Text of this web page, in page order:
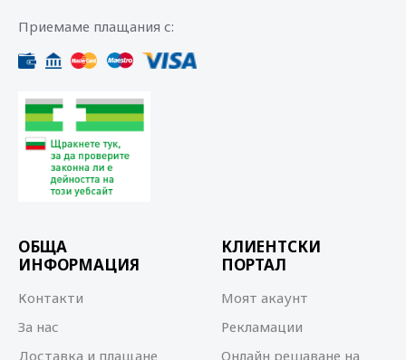
Приемаме плащания с:
ОБЩА
ИНФОРМАЦИЯ
Контакти
За нас
Доставка и плащане
КЛИЕНТСКИ
ПОРТАЛ
Моят акаунт
Рекламации
Онлайн решаване на